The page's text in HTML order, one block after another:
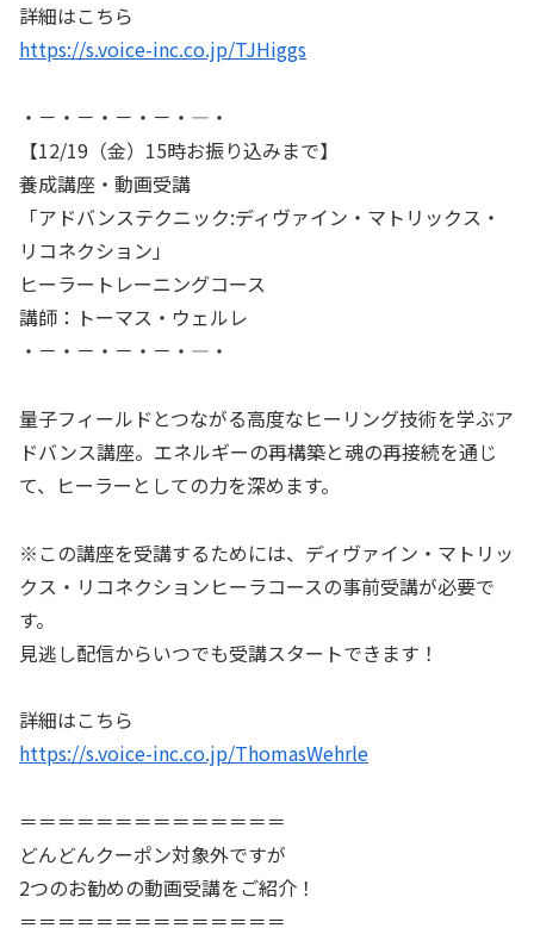
詳細はこちら
https://s.voice-inc.co.jp/TJHiggs
・－・－・－・－・―・
【12/19（金）15時お振り込みまで】
養成講座・動画受講
「アドバンステクニック:ディヴァイン・マトリックス・
リコネクション」
ヒーラートレーニングコース
講師：トーマス・ウェルレ
・－・－・－・－・―・
量子フィールドとつながる高度なヒーリング技術を学ぶア
ドバンス講座。エネルギーの再構築と魂の再接続を通じ
て、ヒーラーとしての力を深めます。
※この講座を受講するためには、ディヴァイン・マトリッ
クス・リコネクションヒーラコースの事前受講が必要で
す。
見逃し配信からいつでも受講スタートできます！
詳細はこちら
https://s.voice-inc.co.jp/ThomasWehrle
＝＝＝＝＝＝＝＝＝＝＝＝＝＝
どんどんクーポン対象外ですが
2つのお勧めの動画受講をご紹介！
＝＝＝＝＝＝＝＝＝＝＝＝＝＝